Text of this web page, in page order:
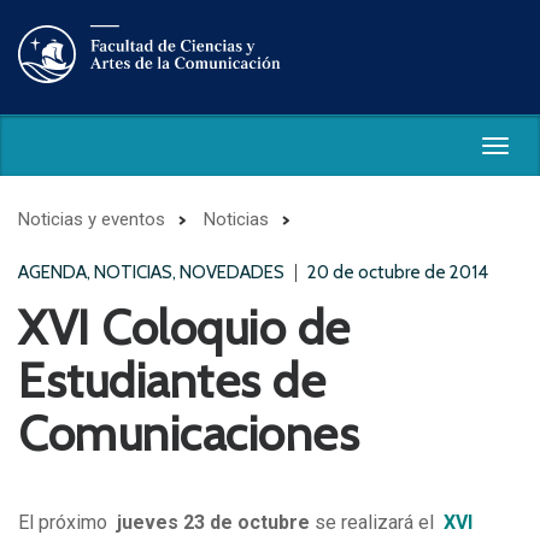
Noticias y eventos Noticias
AGENDA, NOTICIAS, NOVEDADES 20 de octubre de 2014
XVI Coloquio de
Estudiantes de
Comunicaciones
El próximo jueves 23 de octubre se realizará el XVI